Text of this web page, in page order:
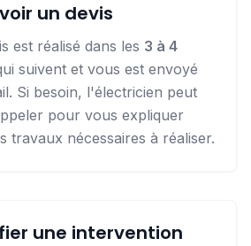
un devis
est réalisé dans les 3 à 4
suivent et vous est envoyé
Si besoin, l'électricien peut
pour vous expliquer
travaux nécessaires à réaliser.
une intervention